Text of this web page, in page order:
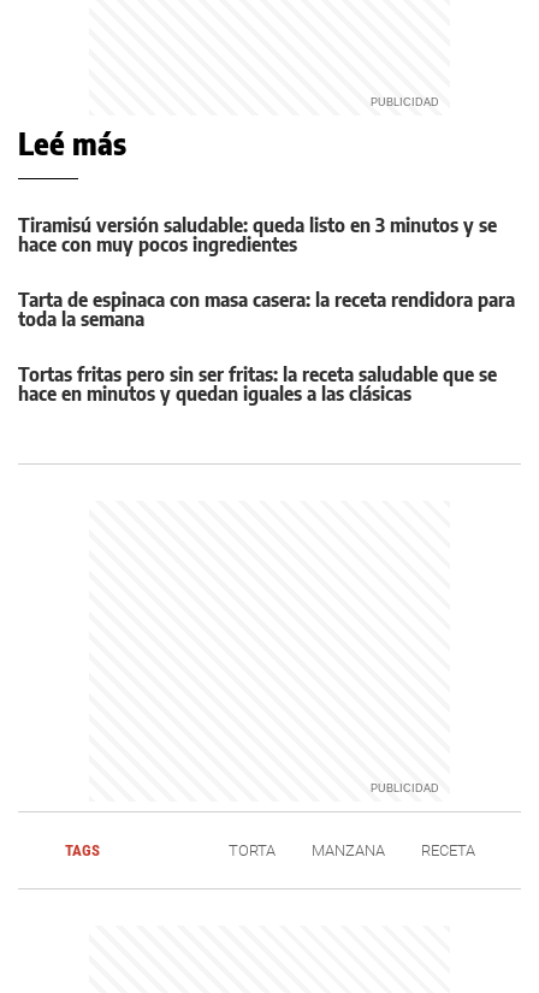
Leé más
Tiramisú versión saludable: queda listo en 3 minutos y se
hace con muy pocos ingredientes
Tarta de espinaca con masa casera: la receta rendidora para
toda la semana
Tortas fritas pero sin ser fritas: la receta saludable que se
hace en minutos y quedan iguales a las clásicas
TAGS TORTA MANZANA RECETA